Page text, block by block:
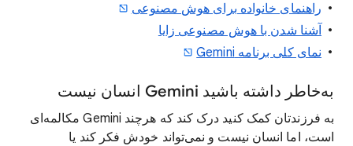
راهنمای خانواده برای هوش مصنوعی
آشنا شدن با هوش مصنوعی زایا
نمای کلی برنامه Gemini
به‌خاطر داشته باشید Gemini انسان نیست
به فرزندتان کمک کنید درک کند که هرچند Gemini مکالمه‌ای
است، اما انسان نیست و نمی‌تواند خودش فکر کند یا